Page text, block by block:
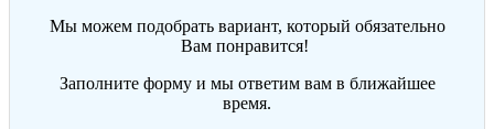
Мы можем подобрать вариант, который обязательно
Вам понравится!
Заполните форму и мы ответим вам в ближайшее
время.